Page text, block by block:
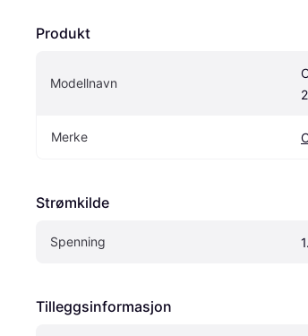
Produkt
Modellnavn
Merke
Strømkilde
Spenning
Tilleggsinformasjon